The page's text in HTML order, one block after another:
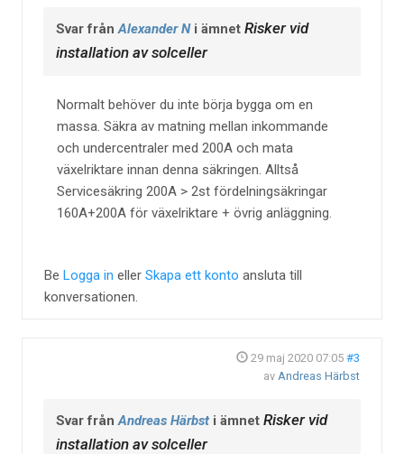
Svar frånAlexander Ni ämnet Risker vid
installation av solceller
Normalt behöver du inte börja bygga om en
massa. Säkra av matning mellan inkommande
och undercentraler med 200A och mata
växelriktare innan denna säkringen. Alltså
Servicesäkring 200A > 2st fördelningsäkringar
160A+200A för växelriktare + övrig anläggning.
Be Logga in eller Skapa ett konto ansluta till
konversationen.
29 maj 2020 07:05 #3
av Andreas Härbst
Svar frånAndreas Härbst i ämnet Risker vid
installation av solceller